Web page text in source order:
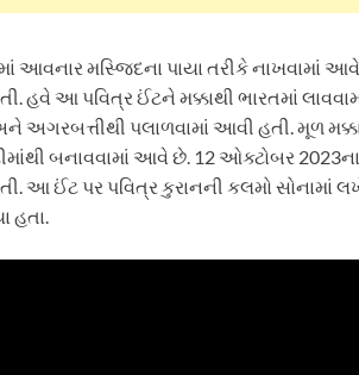
આવનાર મસ્જિદના પાયા તરીકે નાખવામાં
હવે આ પવિત્ર ઈંટને મક્કાથી ભારતમાં
પલાળવામાં આવી હતી. મૂળ
બનાવવામાં આવે છે. 12 ઓક્ટોબર
આ ઈંટ પર પવિત્ર કુરાનની કલમો સોનામાં
હતા.